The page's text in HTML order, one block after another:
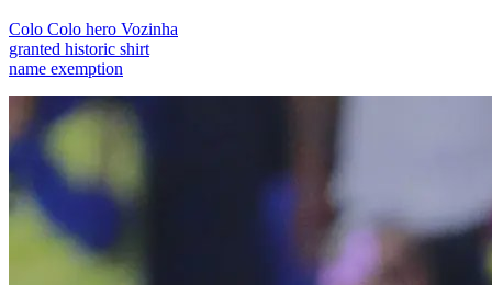
Colo Colo hero Vozinha
granted historic shirt
name exemption